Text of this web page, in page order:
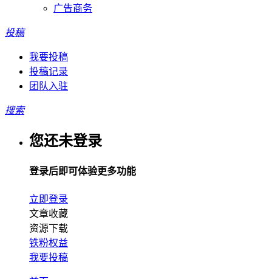
广告商务
投稿
我要投稿
投稿记录
团队入驻
搜索
您还未登录
登录后即可体验更多功能
立即登录
文章收藏
资源下载
铁粉权益
我要投稿